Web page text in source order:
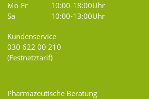
Mo-Fr
10:00-18:00Uhr
Sa
10:00-13:00Uhr
Kundenservice
030 622 00 210
(Festnetztarif)
Pharmazeutische Beratung